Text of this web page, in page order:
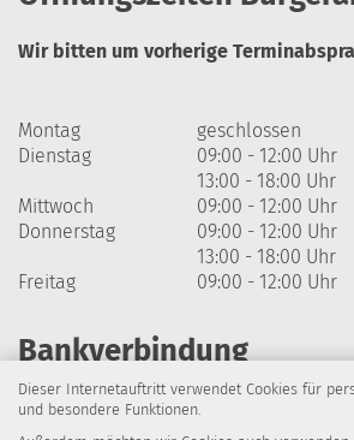
Dieser Internetauftritt verwendet Cookies für
und besondere Funktionen.
Wir bitten um vorherige
Montag
geschlossen
Dienstag
09:00 - 12:00 Uhr
13:00 - 18:00 Uhr
Mittwoch
09:00 - 12:00 Uhr
Donnerstag
09:00 - 12:00 Uhr
13:00 - 18:00 Uhr
Freitag
09:00 - 12:00 Uhr
Bankverbindung
Harzsparkasse